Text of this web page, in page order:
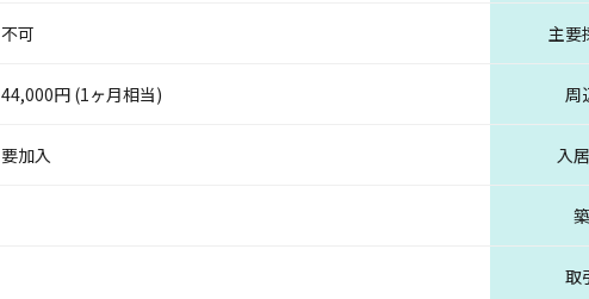
不可 主要
44,000円 (1ヶ月相当) 周
要加入 入
取